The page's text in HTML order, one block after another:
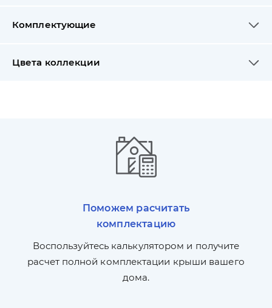
Комплектующие
Цвета коллекции
Поможем расчитать
комплектацию
Воспользуйтесь калькулятором и получите
расчет полной комплектации крыши вашего
дома.